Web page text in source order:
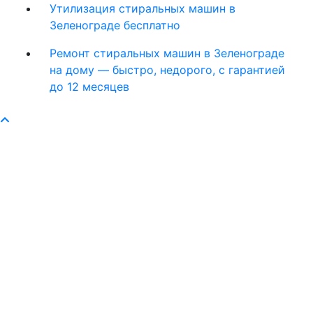
Утилизация стиральных машин в
Зеленограде бесплатно
Ремонт стиральных машин в Зеленограде
на дому — быстро, недорого, с гарантией
до 12 месяцев